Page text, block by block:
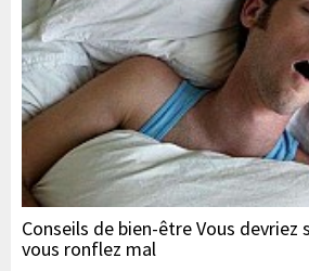
Conseils de bien-être Vous devriez
vous ronflez mal